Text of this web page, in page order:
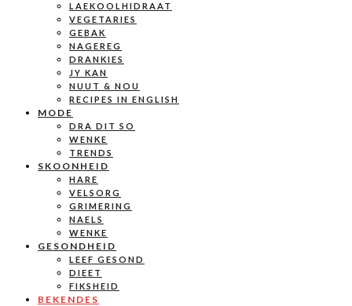
LAEKOOLHIDRAAT
VEGETARIES
GEBAK
NAGEREG
DRANKIES
JY KAN
NUUT & NOU
RECIPES IN ENGLISH
MODE
DRA DIT SO
WENKE
TRENDS
SKOONHEID
HARE
VELSORG
GRIMERING
NAELS
WENKE
GESONDHEID
LEEF GESOND
DIEET
FIKSHEID
BEKENDES